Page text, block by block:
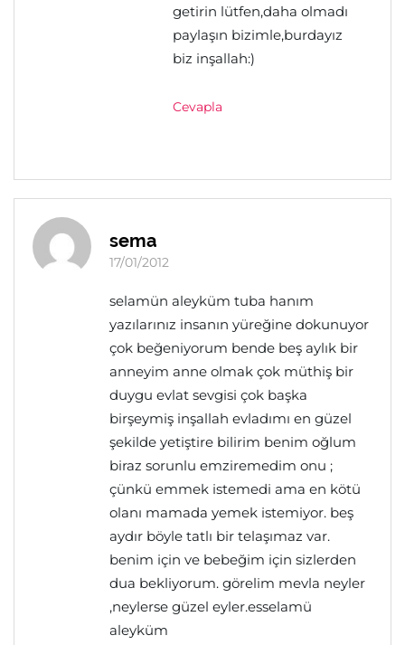
getirin lütfen,daha olmadı
paylaşın bizimle,burdayız
biz inşallah:)
Cevapla
sema
17/01/2012
selamün aleyküm tuba hanım
yazılarınız insanın yüreğine dokunuyor
çok beğeniyorum bende beş aylık bir
anneyim anne olmak çok müthiş bir
duygu evlat sevgisi çok başka
birşeymiş inşallah evladımı en güzel
şekilde yetiştire bilirim benim oğlum
biraz sorunlu emziremedim onu ;
çünkü emmek istemedi ama en kötü
olanı mamada yemek istemiyor. beş
aydır böyle tatlı bir telaşımaz var.
benim için ve bebeğim için sizlerden
dua bekliyorum. görelim mevla neyler
,neylerse güzel eyler.esselamü
aleyküm